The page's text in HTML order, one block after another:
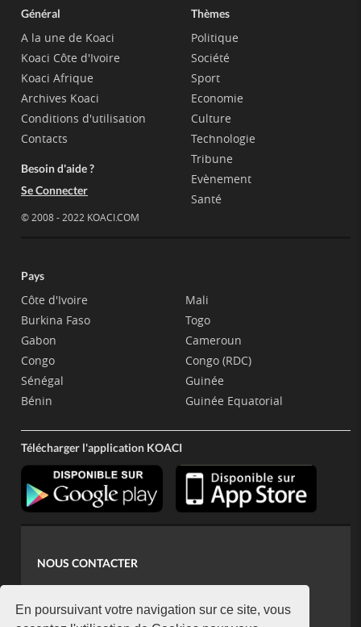
En poursuivant votre navigation sur ce site, vous
Général
A la une de Koaci
Koaci Côte d'Ivoire
Koaci Afrique
Archives Koaci
Conditions d'utilisation
Contacts
Besoin d'aide ?
Se Connecter
© 2008 - 2022 KOACI.COM
Thèmes
Politique
Société
Sport
Economie
Culture
Technologie
Tribune
Evènement
Santé
Pays
Côte d'Ivoire
Burkina Faso
Gabon
Congo
Sénégal
Bénin
Mali
Togo
Cameroun
Congo (RDC)
Guinée
Guinée Equatorial
Télécharger l'application KOACI
NOUS CONTACTER
koaci@yahoo.fr